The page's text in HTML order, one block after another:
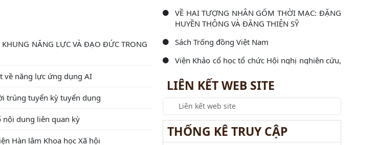
NĂNG LỰC VÀ ĐẠO ĐỨC TRONG
về năng lực ứng dụng AI
trúng tuyển kỳ tuyển dụng
nội dung liên quan kỳ
Hàn lâm Khoa học Xã hội
VỀ HAI TƯỢNG NHÂN GỐM THỜI MẠC: ĐẶNG
HUYỀN THÔNG VÀ ĐẶNG THIỆN SỸ
Sách Trống đồng Việt Nam
Viện Khảo cổ học tổ chức Hội nghị nghiên cứu,
Viện Khảo cổ học làm việc với Đoàn kiểm tra
công tác văn thư, lưu trữ và bảo vệ bí mật nhà
nước năm
LIÊN KẾT WEB SITE
THỐNG KÊ TRUY CẬP